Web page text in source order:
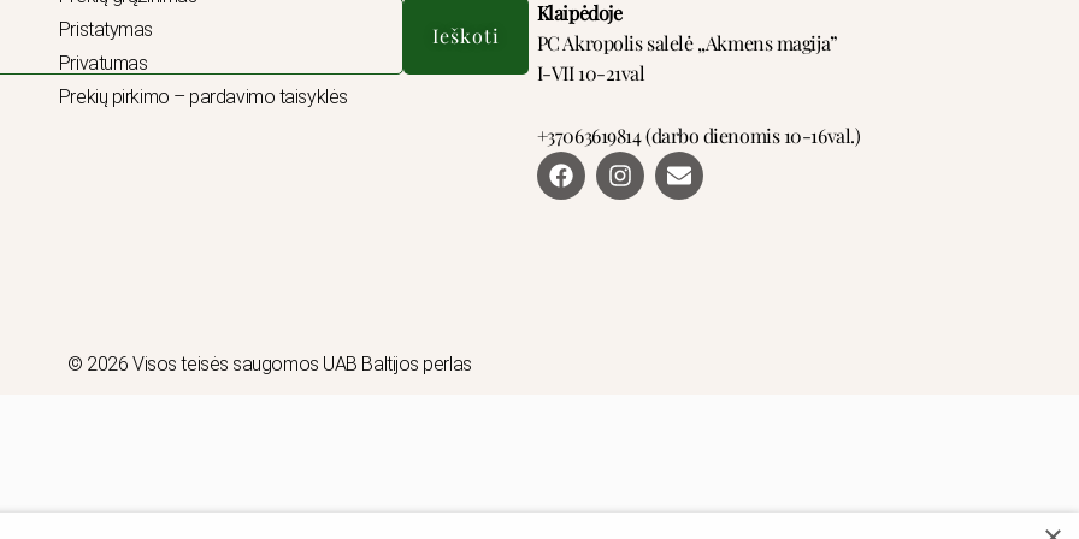
Ieškoti
Pristatymas
Privatumas
Prekių pirkimo – pardavimo taisyklės
Klaipėdoje
PC Akropolis salelė ,,Akmens magija”
I-VII 10-21val
+37063619814 (darbo dienomis 10-16val.)
F
a
c
I
n
s
E
n
v
© 2026 Visos teisės saugomos UAB Baltijos perlas